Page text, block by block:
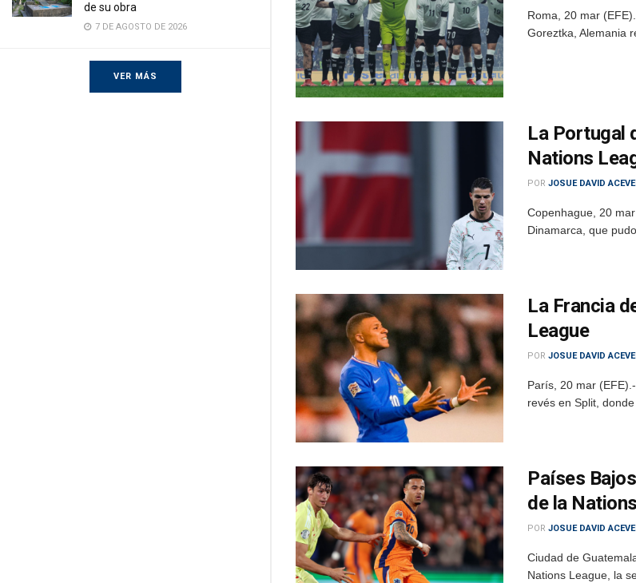
de su obra
7 DE AGOSTO DE 2026
VER MÁS
Roma, 20 mar
Goreztka, Alemania
La Portugal
Nations
POR JOSUE DAVID
Copenhague, 20
Dinamarca, que
La Francia
League
POR JOSUE DAVID
París, 20 mar
revés en Split,
Países
de la
POR JOSUE DAVID
Ciudad de
Nations League, la